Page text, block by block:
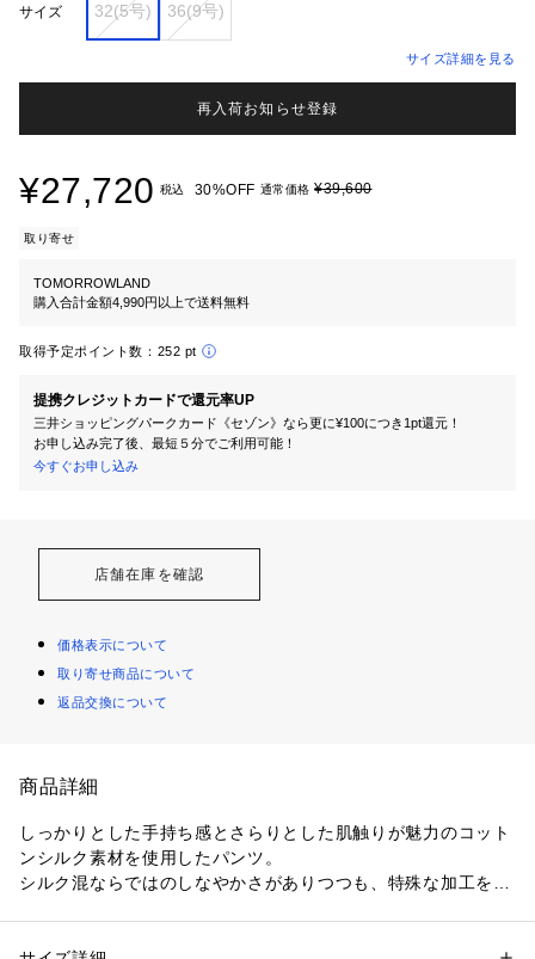
サイズ 32(5号) 36(9号)
サイズ詳細を見る
再入荷お知らせ登録
¥27,720 税込 30%OFF 通常価格 ¥39,600
取り寄せ
TOMORROWLAND
購入合計金額4,990円以上で送料無料
取得予定ポイント数： 252 pt
提携クレジットカードで還元率UP
三井ショッピングパークカード《セゾン》なら更に¥100につき1pt還元！
お申し込み完了後、最短５分でご利用可能！
今すぐお申し込み
店舗在庫を確認
価格表示について
取り寄せ商品について
返品交換について
商品詳細
しっかりとした手持ち感とさらりとした肌触りが魅力のコット
ンシルク素材を使用したパンツ。
シルク混ならではのしなやかさがありつつも、特殊な加工を施